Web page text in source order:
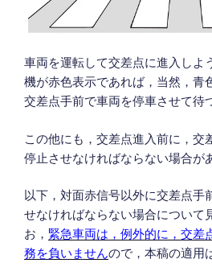
車両を運転して交差点に進入しよ
機が赤色表示であれば，当然，青
交差点手前で車両を停車させて待
この他にも，交差点進入前に，交
停止させなければならない場合が
以下，対面赤信号以外に交差点手
せなければならない場合について
お， 緊急車両は，例外的に，交差
務を負いませんので，本稿の適用